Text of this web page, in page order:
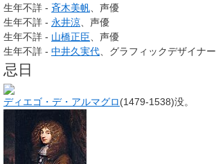
生年不詳 - 斉木美帆 、声優
生年不詳 - 永井涼 、声優
生年不詳 - 山橋正臣 、声優
生年不詳 - 中井久実代 、グラフィックデザイナー
忌日
ディエゴ・デ・アルマグロ(1479-1538)没。